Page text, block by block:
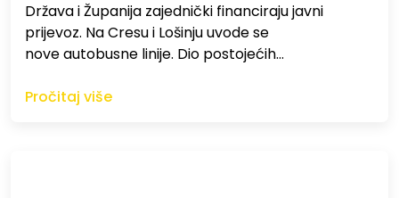
Država i Županija zajednički financiraju javni
prijevoz. Na Cresu i Lošinju uvode se
nove autobusne linije. Dio postojećih…
Pročitaj više